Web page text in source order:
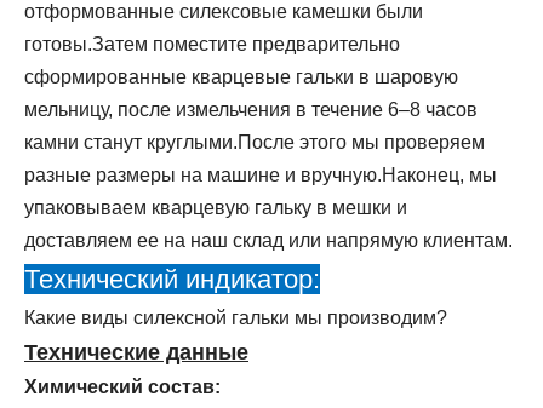
отформованные силексовые камешки были
готовы.Затем поместите предварительно
сформированные кварцевые гальки в шаровую
мельницу, после измельчения в течение 6–8 часов
камни станут круглыми.После этого мы проверяем
разные размеры на машине и вручную.Наконец, мы
упаковываем кварцевую гальку в мешки и
доставляем ее на наш склад или напрямую клиентам.
Технический индикатор:
Какие виды силексной гальки мы производим?
Технические данные
Химический состав: